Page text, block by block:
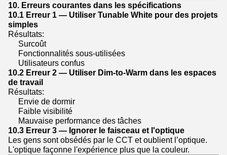
10. Erreurs courantes dans les spécifications
10.1 Erreur 1 — Utiliser Tunable White pour des projets
simples
Résultats:
Surcoût
Fonctionnalités sous-utilisées
Utilisateurs confus
10.2 Erreur 2 — Utiliser Dim-to-Warm dans les espaces
de travail
Résultats:
Envie de dormir
Faible visibilité
Mauvaise performance des tâches
10.3 Erreur 3 — Ignorer le faisceau et l'optique
Les gens sont obsédés par le CCT et oublient l’optique.
L'optique façonne l'expérience plus que la couleur.